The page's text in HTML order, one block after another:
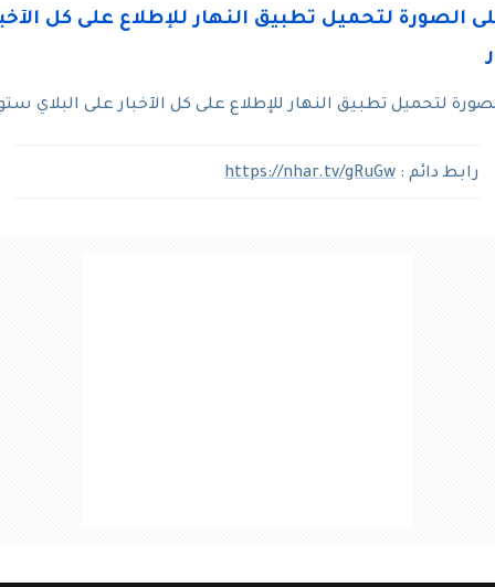
لتحميل تطبيق النهار للإطلاع على كل الآخبار على البلاي
رابط دائم : https://nhar.tv/gRuGw